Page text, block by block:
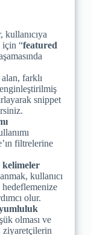
kullanıcıya
için “featured
farklı
snippet
filtrelerine
kullanıcı
olur.
olması ve
ziyaretçilerin